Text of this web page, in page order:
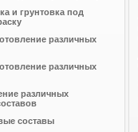
и грунтовка под
различных
различных
различных
составы